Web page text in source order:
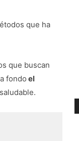
que ha
que buscan
fondo el